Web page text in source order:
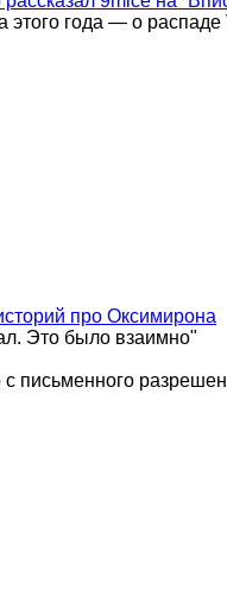
этого года — о
про Оксимирона
Это было взаимно"
письменного